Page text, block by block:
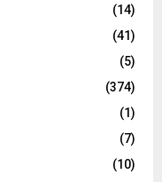
(14)
(41)
(5)
(374)
(1)
(7)
(10)